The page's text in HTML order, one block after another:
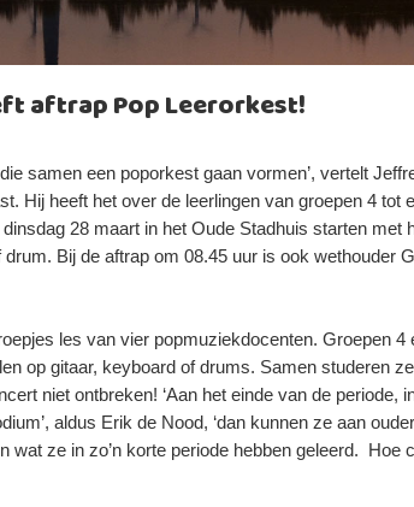
aftrap Pop Leerorkest!
samen een poporkest gaan vormen’, vertelt
Hij heeft het over de leerlingen van groepen 4 tot
28 maart in het Oude Stadhuis starten met
Bij de aftrap om 08.45 uur is ook wethouder
les van vier popmuziekdocenten. Groepen 4
op gitaar, keyboard of drums. Samen studeren
niet ontbreken! ‘Aan het einde van de periode,
aldus Erik de Nood, ‘dan kunnen ze aan
wat ze in zo’n korte periode hebben geleerd. Hoe